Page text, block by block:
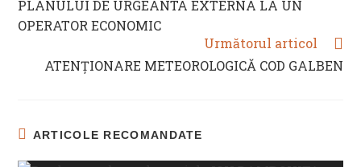
PLANULUI DE URGEANTA EXTERNA LA UN
OPERATOR ECONOMIC
Următorul articol
ATENȚIONARE METEOROLOGICĂ COD GALBEN
ARTICOLE RECOMANDATE